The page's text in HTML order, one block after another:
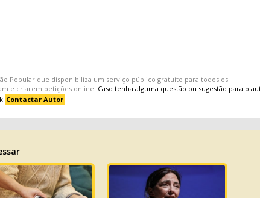
Popular que disponibiliza um serviço público gratuito para todos os
e criarem petições online. Caso tenha alguma questão ou sugestão para o
Contactar Autor